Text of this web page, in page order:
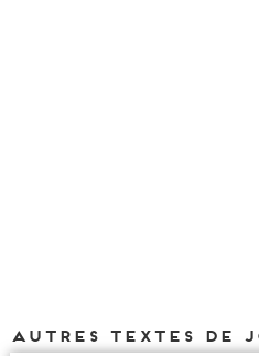
Autres textes de